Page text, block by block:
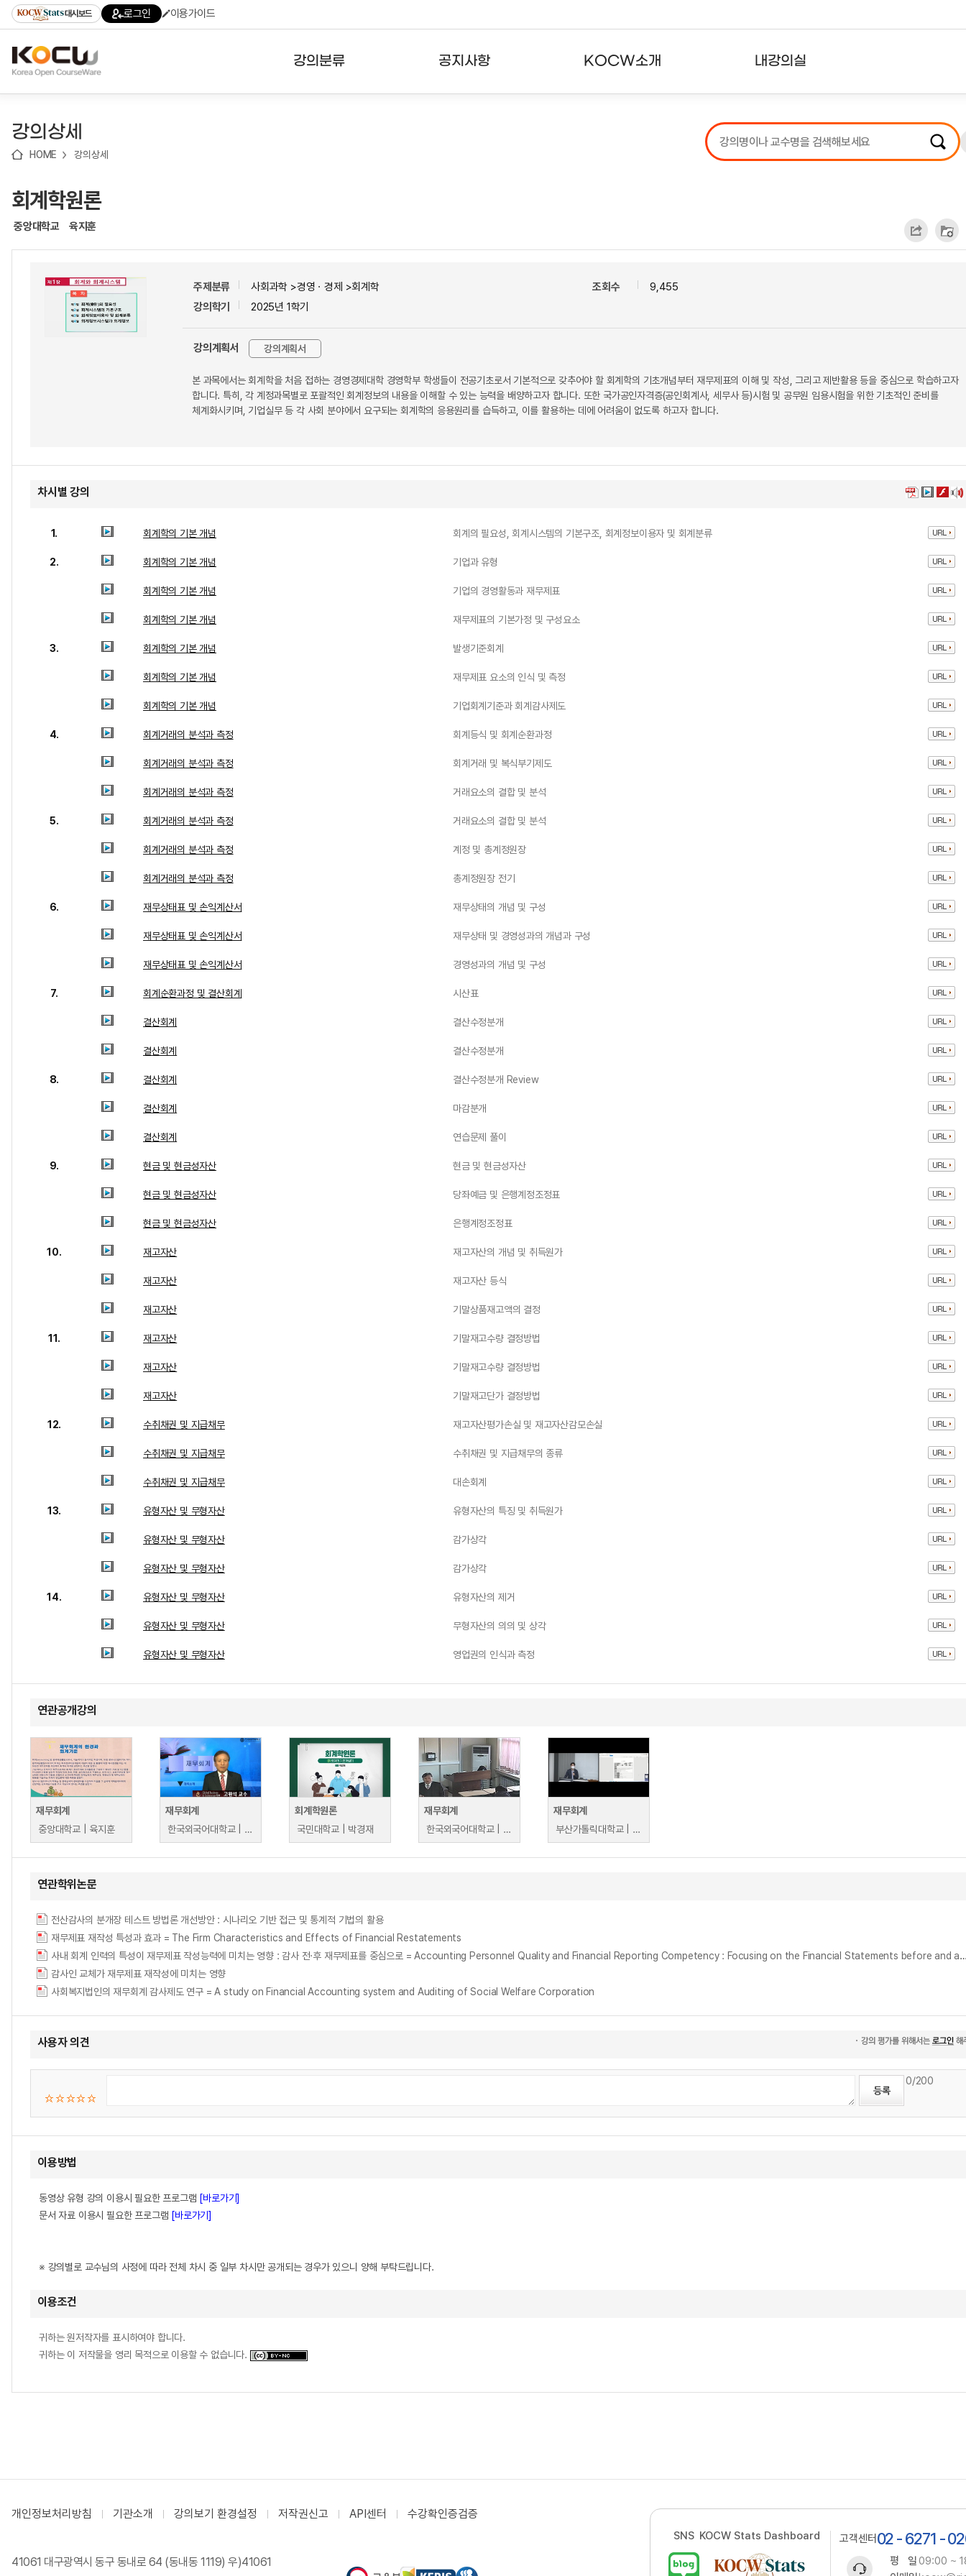
기
기
기
content)
가
대시보드 로그인 이용가이드
강의분류 공지사항 KOCW소개 내강의실
강의리스트
수강확인증강의
강의상세
HOME 강의상세
회계학원론
중앙대학교 육지훈
주제분류
사회과학 >경영ㆍ경제 >회계학
강의학기
2025년 1학기
조회수 9,455
강의계획서 강의계획서
본 과목에서는 회계학을 처음 접하는 경영경제대학 경영학부 학생들이 전공기초로서 기본적으로 갖추어야 할 회계학의 기초개념부터 재무제표의 이해 및 작성, 그리고 제반활용 등을 중심으로 학습하고자
합니다. 특히, 각 계정과목별로 포괄적인 회계정보의 내용을 이해할 수 있는 능력을 배양하고자 합니다. 또한 국가공인자격증(공인회계사, 세무사 등)시험 및 공무원 임용시험을 위한 기초적인 준비를
체계화시키며, 기업실무 등 각 사회 분야에서 요구되는 회계학의 응용원리를 습득하고, 이를 활용하는 데에 어려움이 없도록 하고자 합니다.
차시별 강의
1. 회계학의 기본 개념 회계의 필요성, 회계시스템의 기본구조, 회계정보이용자 및 회계분류
2. 회계학의 기본 개념 기업과 유형
회계학의 기본 개념 기업의 경영활동과 재무제표
회계학의 기본 개념 재무제표의 기본가정 및 구성요소
3. 회계학의 기본 개념 발생기준회계
회계학의 기본 개념 재무제표 요소의 인식 및 측정
회계학의 기본 개념 기업회계기준과 회계감사제도
4. 회계거래의 분석과 측정 회계등식 및 회계순환과정
회계거래의 분석과 측정 회계거래 및 복식부기제도
회계거래의 분석과 측정 거래요소의 결합 및 분석
5. 회계거래의 분석과 측정 거래요소의 결합 및 분석
회계거래의 분석과 측정 계정 및 총계정원장
회계거래의 분석과 측정 총계정원장 전기
6. 재무상태표 및 손익계산서 재무상태의 개념 및 구성
재무상태표 및 손익계산서 재무상태 및 경영성과의 개념과 구성
재무상태표 및 손익계산서 경영성과의 개념 및 구성
7. 회계순환과정 및 결산회계 시산표
결산회계 결산수정분개
결산회계 결산수정분개
8. 결산회계 결산수정분개 Review
결산회계 마감분개
결산회계 연습문제 풀이
9. 현금 및 현금성자산 현금 및 현금성자산
현금 및 현금성자산 당좌예금 및 은행계정조정표
현금 및 현금성자산 은행계정조정표
10. 재고자산 재고자산의 개념 및 취득원가
재고자산 재고자산 등식
재고자산 기말상품재고액의 결정
11. 재고자산 기말재고수량 결정방법
재고자산 기말재고수량 결정방법
재고자산 기말재고단가 결정방법
12. 수취채권 및 지급채무 재고자산평가손실 및 재고자산감모손실
수취채권 및 지급채무 수취채권 및 지급채무의 종류
수취채권 및 지급채무 대손회계
13. 유형자산 및 무형자산 유형자산의 특징 및 취득원가
유형자산 및 무형자산 감가상각
유형자산 및 무형자산 감가상각
14. 유형자산 및 무형자산 유형자산의 제거
유형자산 및 무형자산 무형자산의 의의 및 상각
유형자산 및 무형자산 영업권의 인식과 측정
연관공개강의
재무회계
중앙대학교 | 육지훈
재무회계
한국외국어대학교 | 고완석
회계학원론
국민대학교 | 박경재
재무회계
한국외국어대학교 | 고완석
재무회계
부산가톨릭대학교 | 신성욱
연관학위논문
전산감사의 분개장 테스트 방법론 개선방안 : 시나리오 기반 접근 및 통계적 기법의 활용
재무제표 재작성 특성과 효과 = The Firm Characteristics and Effects of Financial Restatements
사내 회계 인력의 특성이 재무제표 작성능력에 미치는 영향 : 감사 전·후 재무제표를 중심으로 = Accounting Personnel Quality
감사인 교체가 재무제표 재작성에 미치는 영향
사회복지법인의 재무회계 감사제도 연구 = A study on Financial Accounting system and Auditing of Social Welfare Corporation
사용자 의견
0/200
이용방법
동영상 유형 강의 이용시 필요한 프로그램 [바로가기]
문서 자료 이용시 필요한 프로그램 [바로가기]
※ 강의별로 교수님의 사정에 따라 전체 차시 중 일부 차시만 공개되는 경우가 있으니 양해 부탁드립니다.
이용조건
귀하는 원저작자를 표시하여야 합니다.
귀하는 이 저작물을 영리 목적으로 이용할 수 없습니다.
개인정보처리방침 기관소개 강의보기 환경설정 저작권신고 API센터 수강확인증검증
41061 대구광역시 동구 동내로 64 (동내동 1119) 우)41061
SNS KOCW Stats Dashboard 고객센터 02 - 6271 -
평 일09:00 ~